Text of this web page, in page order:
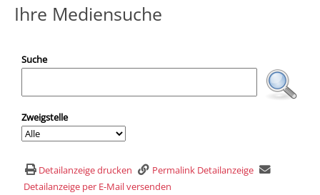
Ihre Mediensuche
Suche
Zweigstelle
Detailanzeige drucken
Permalink Detailanzeige
Detailanzeige per E-Mail versenden